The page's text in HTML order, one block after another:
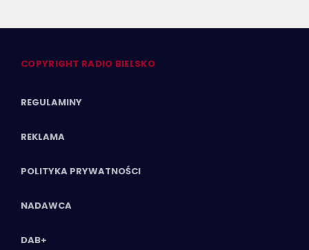
COPYRIGHT RADIO BIELSKO
REGULAMINY
REKLAMA
POLITYKA PRYWATNOŚCI
NADAWCA
DAB+